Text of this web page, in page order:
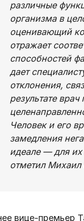
различные
организма в
оценивающий
отражает
способностей
дает
отклонения,
результате
Человек и его
замедления
идеале — для
отметил Михаил
вице-премьер